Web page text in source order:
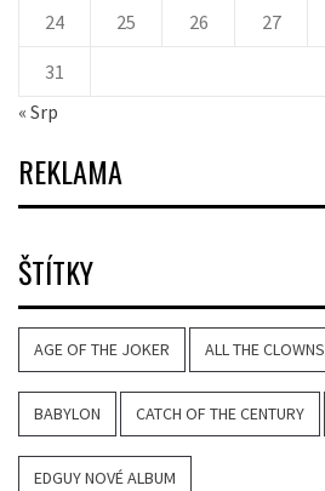
24 25 26 27
31
« Srp
REKLAMA
ŠTÍTKY
AGE OF THE JOKER ALL THE CLOWNS
BABYLON CATCH OF THE CENTURY
EDGUY NOVÉ ALBUM